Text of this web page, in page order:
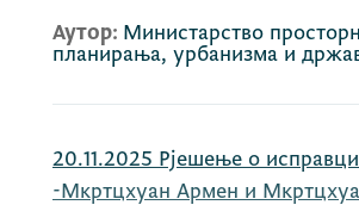
Аутор: Министарство
планирања, урбанизма и
20.11.2025 Рјешење о
-Мкртцхyан Армен и